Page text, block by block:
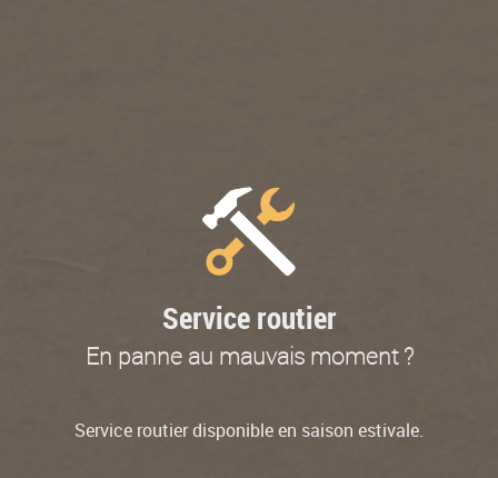
Service routier
En panne au mauvais moment ?
Service routier disponible en saison estivale.